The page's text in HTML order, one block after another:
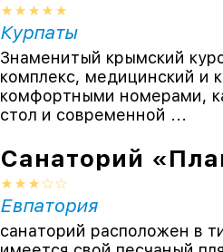
Курпаты
Знаменитый крымский
комплекс, медицинский и
комфортными номерами,
стол и современной ...
Санаторий
Евпатория
санаторий расположен в